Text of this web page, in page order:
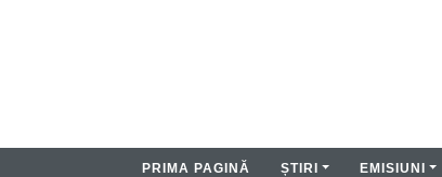
PRIMA PAGINĂ ȘTIRI EMISIUNI